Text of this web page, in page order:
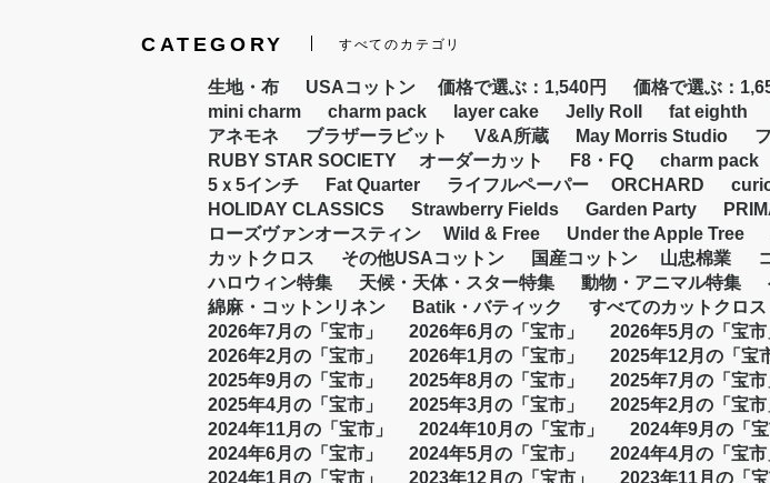
CATEGORY すべてのカテゴリ
生地・布 USAコットン 価格で選ぶ：1,540円 価格で選ぶ：
mini charm
charm pack layer cake Jelly Roll fat eighth
アネモネ
ブラザーラビット V&A所蔵 May Morris Studio
RUBY STAR SOCIETY
オーダーカット F8・FQ charm pack
5ｘ5インチ
Fat Quarter ライフルペーパー ORCHARD
HOLIDAY CLASSICS
Strawberry Fields Garden Party
ローズヴァンオースティン
Wild & Free Under the Apple Tree
カットクロス
その他USAコットン 国産コットン 山忠棉業
ハロウィン特集
天候・天体・スター特集 動物・アニマル特集
綿麻・コットンリネン
Batik・バティック すべてのカットクロ
2026年7月の「宝市」
2026年6月の「宝市」 2026年5月の「宝市
2026年2月の「宝市」
2026年1月の「宝市」 2025年12月の「宝
2025年9月の「宝市」
2025年8月の「宝市」 2025年7月の「宝市
2025年4月の「宝市」
2025年3月の「宝市」 2025年2月の「宝市
2024年11月の「宝市」
2024年10月の「宝市」 2024年9月の「宝
2024年6月の「宝市」
2024年5月の「宝市」 2024年4月の「宝市
2024年1月の「宝市」
2023年12月の「宝市」 2023年11月の「宝